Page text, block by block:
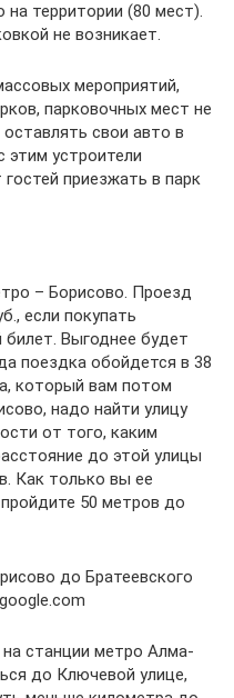
на территории (80 мест).
не возникает.
мероприятий,
парковочных мест не
свои авто в
этим устроители
приезжать в парк
– Борисово. Проезд
если покупать
Выгоднее будет
поездка обойдется в 38
который вам потом
надо найти улицу
от того, каким
до этой улицы
Как только вы ее
50 метров до
до Братеевского
станции метро Алма-
до Ключевой улице,